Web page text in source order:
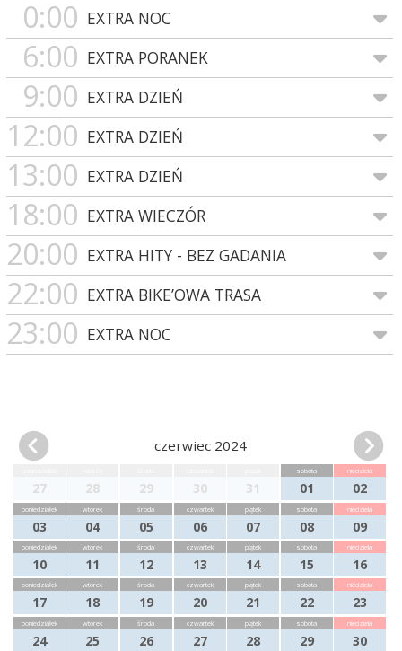
0:00 EXTRA NOC
6:00 EXTRA PORANEK
9:00 EXTRA DZIEŃ
12:00 EXTRA DZIEŃ
13:00 EXTRA DZIEŃ
18:00 EXTRA WIECZÓR
20:00 EXTRA HITY - BEZ GADANIA
22:00 EXTRA BIKE’OWA TRASA
23:00 EXTRA NOC
czerwiec 2024
27 28 29 30 31
sobota
01
niedziela
02
poniedziałek
03
wtorek
04
środa
05
czwartek
06
piątek
07
sobota
08
niedziela
09
poniedziałek
10
wtorek
11
środa
12
czwartek
13
piątek
14
sobota
15
niedziela
16
poniedziałek
17
wtorek
18
środa
19
czwartek
20
piątek
21
sobota
22
niedziela
23
poniedziałek
24
wtorek
25
środa
26
czwartek
27
piątek
28
sobota
29
niedziela
30